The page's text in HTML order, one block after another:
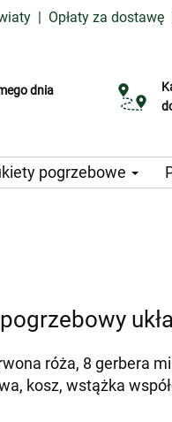
| Opłaty za dostawę
dnia
99 CZK
pogrzebowe
róża, 8 gerbera
kosz, wstążka